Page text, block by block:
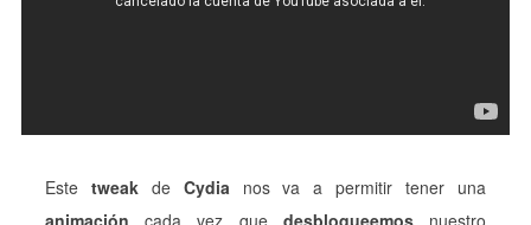
Este tweakde Cydia nos va a permitir tener una
animación cada vez que desbloqueemosnuestro